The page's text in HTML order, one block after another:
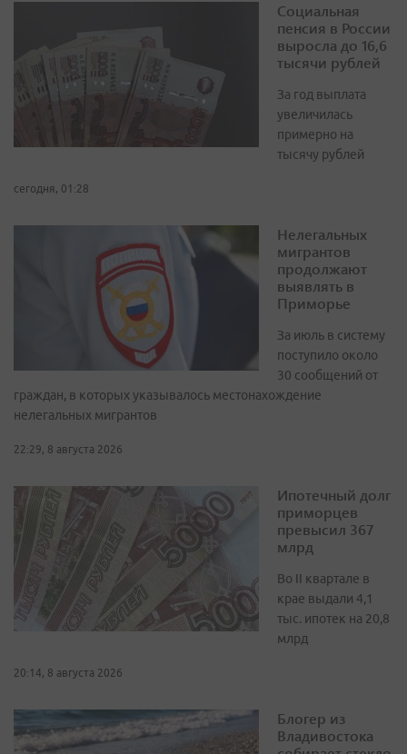
Социальная
пенсия в России
выросла до 16,6
тысячи рублей
За год выплата
увеличилась
примерно на
тысячу рублей
сегодня, 01:28
Нелегальных
мигрантов
продолжают
выявлять в
Приморье
За июль в систему
поступило около
30 сообщений от
граждан, в которых указывалось местонахождение
нелегальных мигрантов
22:29, 8 августа 2026
Ипотечный долг
приморцев
превысил 367
млрд
Во II квартале в
крае выдали 4,1
тыс. ипотек на 20,8
млрд
20:14, 8 августа 2026
Блогер из
Владивостока